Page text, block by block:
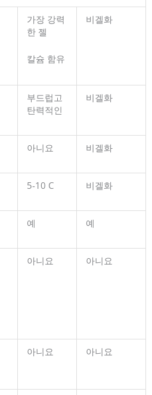
가장 강력
한 젤
칼슘 함유
비겔화
부드럽고
탄력적인
비겔화
아니요 비겔화
5-10 C 비겔화
예 예
아니요 아니요
아니요 아니요